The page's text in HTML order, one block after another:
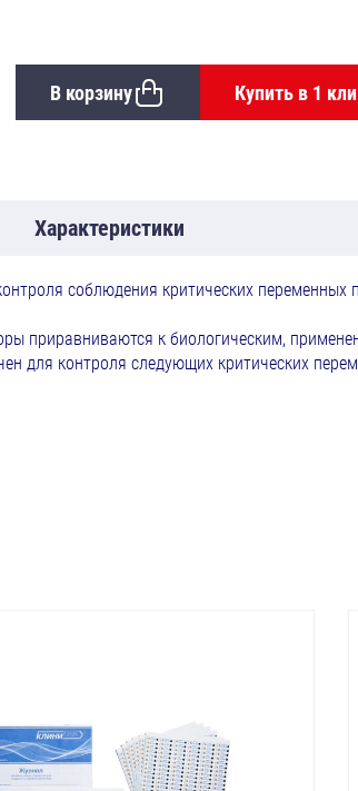
В корзину Купить в 1
Характеристики
соблюдения критических переменных
приравниваются к биологическим,
для контроля следующих критических